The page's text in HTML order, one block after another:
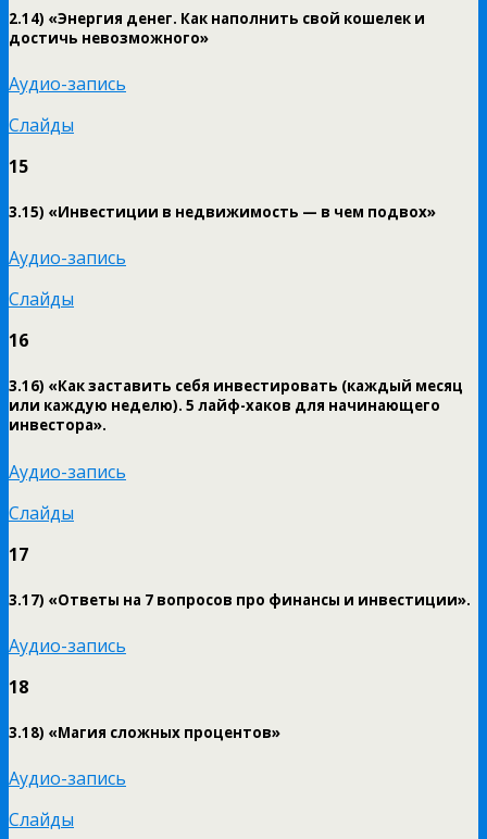
2.14) «Энергия денег. Как наполнить свой кошелек и
достичь невозможного»
Аудио-запись
Слайды
15
3.15) «Инвестиции в недвижимость — в чем подвох»
Аудио-запись
Слайды
16
3.16) «Как заставить себя инвестировать (каждый месяц
или каждую неделю). 5 лайф-хаков для начинающего
инвестора».
Аудио-запись
Слайды
17
3.17) «Ответы на 7 вопросов про финансы и инвестиции».
Аудио-запись
18
3.18) «Магия сложных процентов»
Аудио-запись
Слайды